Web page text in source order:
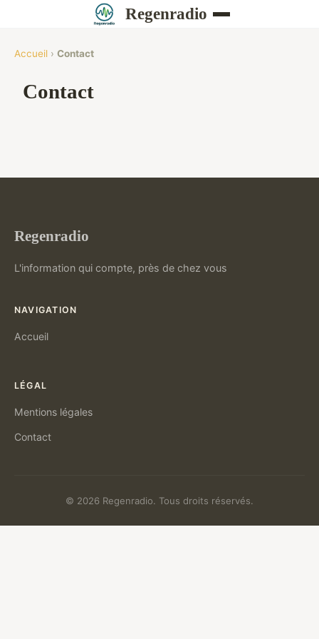
Regenradio
Accueil › Contact
Contact
Regenradio
L'information qui compte, près de chez vous
NAVIGATION
Accueil
LÉGAL
Mentions légales
Contact
© 2026 Regenradio. Tous droits réservés.